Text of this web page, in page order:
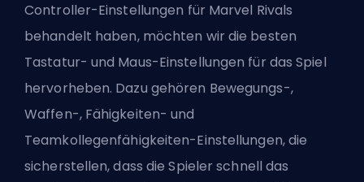
Controller-Einstellungen für Marvel Rivals
behandelt haben, möchten wir die besten
Tastatur- und Maus-Einstellungen für das Spiel
hervorheben. Dazu gehören Bewegungs-,
Waffen-, Fähigkeiten- und
Teamkollegenfähigkeiten-Einstellungen, die
sicherstellen, dass die Spieler schnell das